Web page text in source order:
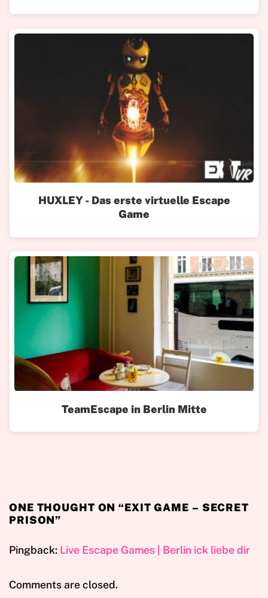
HUXLEY - Das erste virtuelle Escape
Game
TeamEscape in Berlin Mitte
ONE THOUGHT ON “EXIT GAME – SECRET
PRISON”
Pingback: Live Escape Games | Berlin ick liebe dir
Comments are closed.